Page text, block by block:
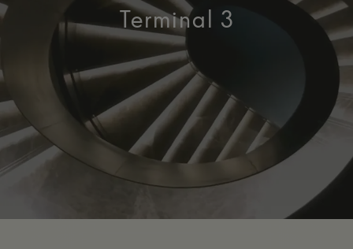
Terminal 3